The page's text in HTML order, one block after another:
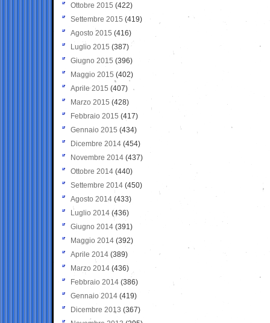
Ottobre 2015 (422)
Settembre 2015 (419)
Agosto 2015 (416)
Luglio 2015 (387)
Giugno 2015 (396)
Maggio 2015 (402)
Aprile 2015 (407)
Marzo 2015 (428)
Febbraio 2015 (417)
Gennaio 2015 (434)
Dicembre 2014 (454)
Novembre 2014 (437)
Ottobre 2014 (440)
Settembre 2014 (450)
Agosto 2014 (433)
Luglio 2014 (436)
Giugno 2014 (391)
Maggio 2014 (392)
Aprile 2014 (389)
Marzo 2014 (436)
Febbraio 2014 (386)
Gennaio 2014 (419)
Dicembre 2013 (367)